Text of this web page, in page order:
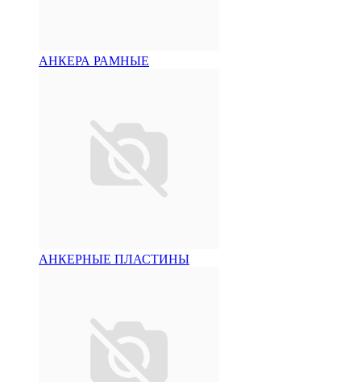
АНКЕРА РАМНЫЕ
АНКЕРНЫЕ ПЛАСТИНЫ